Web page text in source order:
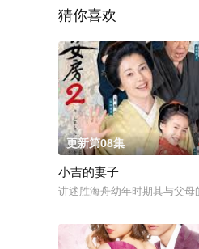
猜你喜欢
更新第08集
小吉的妻子
讲述胜海舟幼年时期其与父母